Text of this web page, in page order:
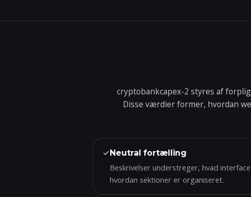
cryptobankcapex-2 styres af
Disse værdier former, hvordan
✓Neutral fortælling
Beskrivelser understreger, hvad
hvordan sektioner er organiseret.